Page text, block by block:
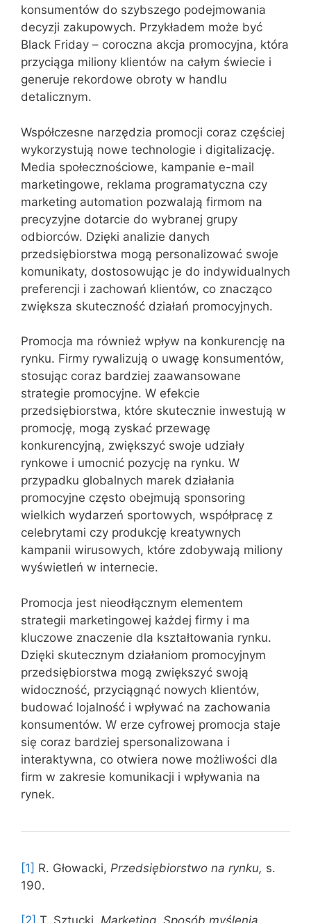
konsumentów do szybszego podejmowania
decyzji zakupowych. Przykładem może być
Black Friday – coroczna akcja promocyjna, która
przyciąga miliony klientów na całym świecie i
generuje rekordowe obroty w handlu
detalicznym.
Współczesne narzędzia promocji coraz częściej
wykorzystują nowe technologie i digitalizację.
Media społecznościowe, kampanie e-mail
marketingowe, reklama programatyczna czy
marketing automation pozwalają firmom na
precyzyjne dotarcie do wybranej grupy
odbiorców. Dzięki analizie danych
przedsiębiorstwa mogą personalizować swoje
komunikaty, dostosowując je do indywidualnych
preferencji i zachowań klientów, co znacząco
zwiększa skuteczność działań promocyjnych.
Promocja ma również wpływ na konkurencję na
rynku. Firmy rywalizują o uwagę konsumentów,
stosując coraz bardziej zaawansowane
strategie promocyjne. W efekcie
przedsiębiorstwa, które skutecznie inwestują w
promocję, mogą zyskać przewagę
konkurencyjną, zwiększyć swoje udziały
rynkowe i umocnić pozycję na rynku. W
przypadku globalnych marek działania
promocyjne często obejmują sponsoring
wielkich wydarzeń sportowych, współpracę z
celebrytami czy produkcję kreatywnych
kampanii wirusowych, które zdobywają miliony
wyświetleń w internecie.
Promocja jest nieodłącznym elementem
strategii marketingowej każdej firmy i ma
kluczowe znaczenie dla kształtowania rynku.
Dzięki skutecznym działaniom promocyjnym
przedsiębiorstwa mogą zwiększyć swoją
widoczność, przyciągnąć nowych klientów,
budować lojalność i wpływać na zachowania
konsumentów. W erze cyfrowej promocja staje
się coraz bardziej spersonalizowana i
interaktywna, co otwiera nowe możliwości dla
firm w zakresie komunikacji i wpływania na
rynek.
[1] R. Głowacki, Przedsiębiorstwo na rynku, s.
190.
[2] T. Sztucki , Marketing. Sposób myślenia,